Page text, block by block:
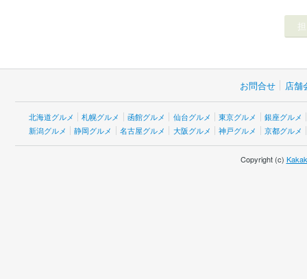
お問合せ 店舗
北海道グルメ 札幌グルメ 函館グルメ 仙台グルメ 東京グルメ
銀座グルメ
新潟グルメ
静岡グルメ 名古屋グルメ 大阪グルメ 神戸グルメ 京都グルメ
Copyright (c)